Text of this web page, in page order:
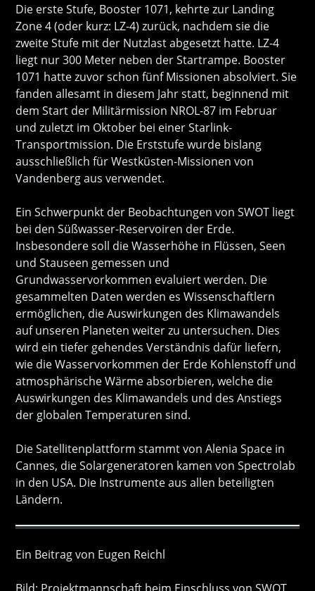
Die erste Stufe, Booster 1071, kehrte zur Landing
Zone 4 (oder kurz: LZ-4) zurück, nachdem sie die
zweite Stufe mit der Nutzlast abgesetzt hatte. LZ-4
liegt nur 300 Meter neben der Startrampe. Booster
1071 hatte zuvor schon fünf Missionen absolviert. Sie
fanden allesamt in diesem Jahr statt, beginnend mit
dem Start der Militärmission NROL-87 im Februar
und zuletzt im Oktober bei einer Starlink-
Transportmission. Die Erststufe wurde bislang
ausschließlich für Westküsten-Missionen von
Vandenberg aus verwendet.
Ein Schwerpunkt der Beobachtungen von SWOT liegt
bei den Süßwasser-Reservoiren der Erde.
Insbesondere soll die Wasserhöhe in Flüssen, Seen
und Stauseen gemessen und
Grundwasservorkommen evaluiert werden. Die
gesammelten Daten werden es Wissenschaftlern
ermöglichen, die Auswirkungen des Klimawandels
auf unseren Planeten weiter zu untersuchen. Dies
wird ein tiefer gehendes Verständnis dafür liefern,
wie die Wasservorkommen der Erde Kohlenstoff und
atmosphärische Wärme absorbieren, welche die
Auswirkungen des Klimawandels und des Anstiegs
der globalen Temperaturen sind.
Die Satellitenplattform stammt von Alenia Space in
Cannes, die Solargeneratoren kamen von Spectrolab
in den USA. Die Instrumente aus allen beteiligten
Ländern.
Ein Beitrag von Eugen Reichl